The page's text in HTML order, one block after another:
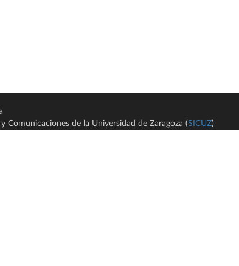
de la Universidad de Zaragoza (SICUZ)